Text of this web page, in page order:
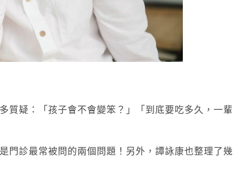
質疑：「孩子會不會變笨？」「到底要吃多久，一輩
門診最常被問的兩個問題！另外，譚詠康也整理了幾